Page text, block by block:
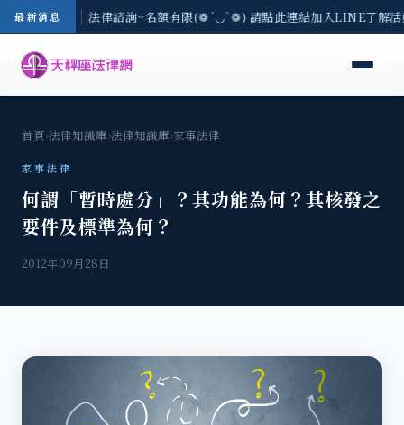
最新消息
一) 現場免費法律諮詢~名額有限(❁´◡`❁) 請點此連結加入LINE了解
首頁›法律知識庫›法律知識庫›家事法律
家事法律
何謂「暫時處分」？其功能為何？其核發之
要件及標準為何？
2012年09月28日